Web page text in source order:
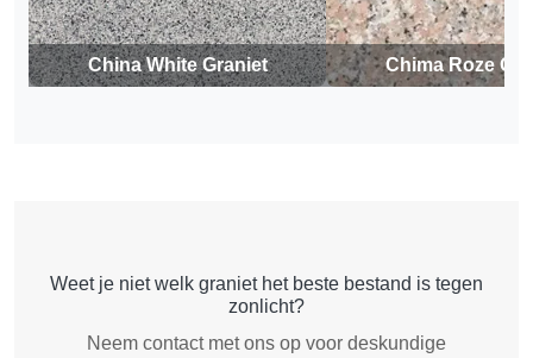
China White Graniet Chima Roze
Weet je niet welk graniet het beste bestand is tegen
zonlicht?
Neem contact met ons op voor deskundige